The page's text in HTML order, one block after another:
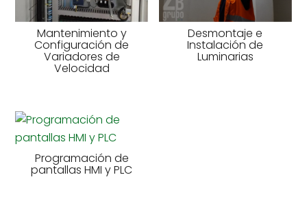
Mantenimiento y
Configuración de
Variadores de
Velocidad
Desmontaje e
Instalación de
Luminarias
Programación de
pantallas HMI y PLC